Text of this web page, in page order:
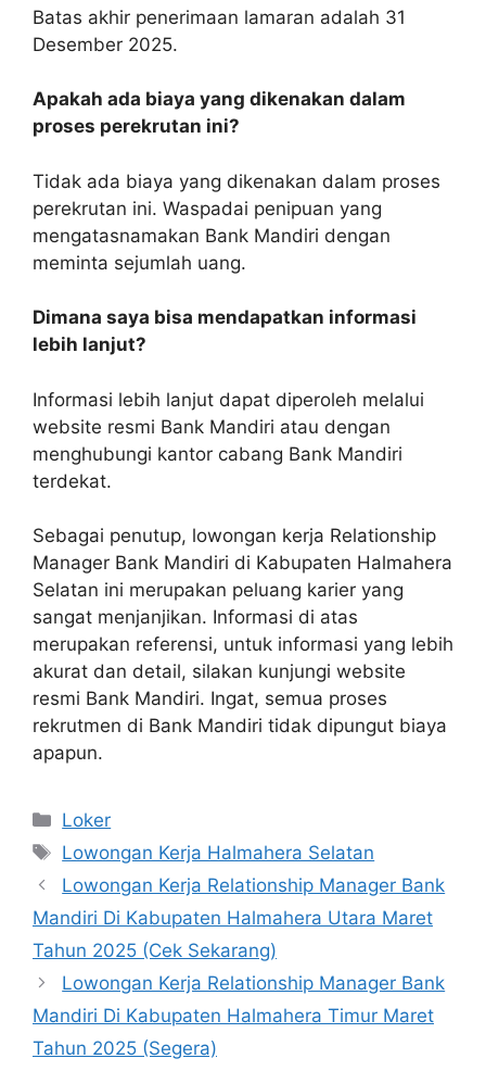
Batas akhir penerimaan lamaran adalah 31
Desember 2025.
Apakah ada biaya yang dikenakan dalam
proses perekrutan ini?
Tidak ada biaya yang dikenakan dalam proses
perekrutan ini. Waspadai penipuan yang
mengatasnamakan Bank Mandiri dengan
meminta sejumlah uang.
Dimana saya bisa mendapatkan informasi
lebih lanjut?
Informasi lebih lanjut dapat diperoleh melalui
website resmi Bank Mandiri atau dengan
menghubungi kantor cabang Bank Mandiri
terdekat.
Sebagai penutup, lowongan kerja Relationship
Manager Bank Mandiri di Kabupaten Halmahera
Selatan ini merupakan peluang karier yang
sangat menjanjikan. Informasi di atas
merupakan referensi, untuk informasi yang lebih
akurat dan detail, silakan kunjungi website
resmi Bank Mandiri. Ingat, semua proses
rekrutmen di Bank Mandiri tidak dipungut biaya
apapun.
Kategori
Loker
Tag
Lowongan Kerja Halmahera Selatan
Lowongan Kerja Relationship Manager Bank
Mandiri Di Kabupaten Halmahera Utara Maret
Tahun 2025 (Cek Sekarang)
Lowongan Kerja Relationship Manager Bank
Mandiri Di Kabupaten Halmahera Timur Maret
Tahun 2025 (Segera)